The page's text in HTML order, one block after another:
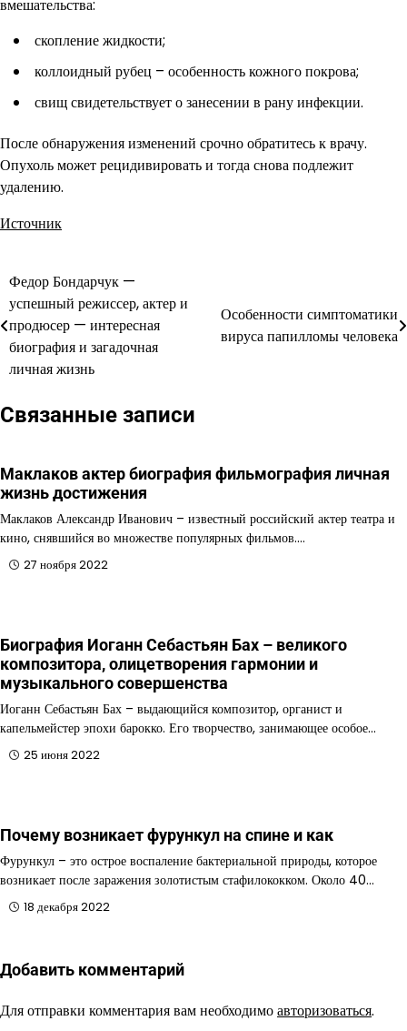
вмешательства:
скопление жидкости;
коллоидный рубец – особенность кожного покрова;
свищ свидетельствует о занесении в рану инфекции.
После обнаружения изменений срочно обратитесь к врачу.
Опухоль может рецидивировать и тогда снова подлежит
удалению.
Источник
Навигация
по
записям
Федор Бондарчук —
успешный режиссер, актер и
продюсер — интересная
биография и загадочная
личная жизнь
Особенности симптоматики
вируса папилломы человека
Связанные записи
Маклаков актер биография фильмография личная
жизнь достижения
Маклаков Александр Иванович – известный российский актер театра и
кино, снявшийся во множестве популярных фильмов.…
27 ноября 2022
Биография Иоганн Себастьян Бах – великого
композитора, олицетворения гармонии и
музыкального совершенства
Иоганн Себастьян Бах – выдающийся композитор, органист и
капельмейстер эпохи барокко. Его творчество, занимающее особое…
25 июня 2022
Почему возникает фурункул на спине и как
Фурункул – это острое воспаление бактериальной природы, которое
возникает после заражения золотистым стафилококком. Около 40…
18 декабря 2022
Добавить комментарий
Для отправки комментария вам необходимоавторизоваться.